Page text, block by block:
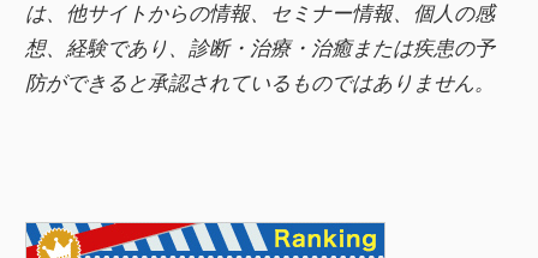
は、他サイトからの情報、セミナー情報、 個人の感
想、経験であり、診断・治療・治癒または疾患の予
防ができると承認されているものではありません。